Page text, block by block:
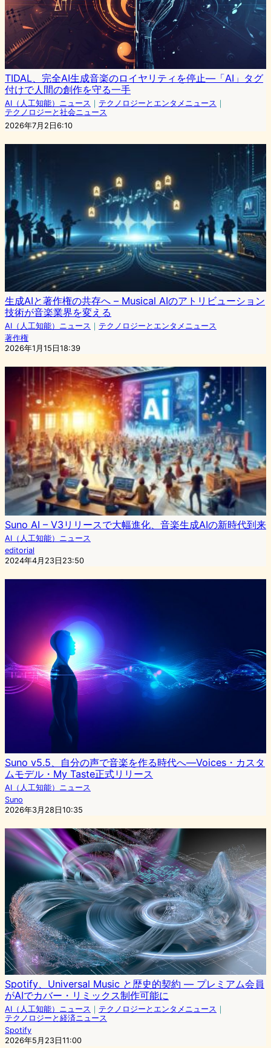
TIDAL、完全AI生成音楽のロイヤリティを停止—「AI」タグ
付けで人間の創作を守る一手
AI（人工知能）ニュース ｜ テクノロジーとエンタメニュース ｜
テクノロジーと社会ニュース
2026年7月2日6:10
生成AIと著作権の共存へ – Musical AIのアトリビューション
技術が音楽業界を変える
AI（人工知能）ニュース ｜ テクノロジーとエンタメニュース
著作権
2026年1月15日18:39
Suno AI – V3リリースで大幅進化、音楽生成AIの新時代到来
AI（人工知能）ニュース
editorial
2024年4月23日23:50
Suno v5.5、自分の声で音楽を作る時代へ—Voices・カスタ
ムモデル・My Taste正式リリース
AI（人工知能）ニュース
Suno
2026年3月28日10:35
Spotify、Universal Music と歴史的契約 — プレミアム会員
がAIでカバー・リミックス制作可能に
AI（人工知能）ニュース ｜ テクノロジーとエンタメニュース ｜
テクノロジーと経済ニュース
Spotify
2026年5月23日11:00